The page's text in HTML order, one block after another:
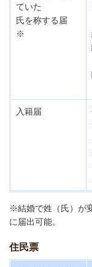
ていた
氏を称する届
※
入籍届
※結婚で姓（氏）が
に届出可能。
住民票